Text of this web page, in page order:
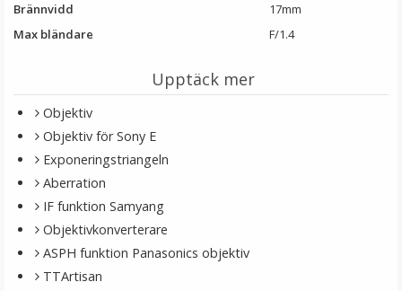
Step Up Ring 43-58mm - Gör filtergängan större
★★★★★
Brännvidd
17mm
Max bländare
F/1.4
Upptäck mer
Objektiv
Objektiv för Sony E
Exponeringstriangeln
Aberration
IF funktion Samyang
Objektivkonverterare
ASPH funktion Panasonics objektiv
TTArtisan